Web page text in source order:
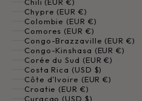
Chili (EUR €)
Chypre (EUR €)
Colombie (EUR €)
Comores (EUR €)
Congo-Brazzaville (EUR €)
Congo-Kinshasa (EUR €)
Corée du Sud (EUR €)
Costa Rica (USD $)
Côte d’Ivoire (EUR €)
Croatie (EUR €)
Curaçao (USD $)